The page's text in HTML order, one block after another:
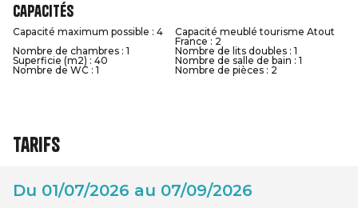
Capacités
Capacité maximum possible : 4
Capacité meublé tourisme Atout
France : 2
Nombre de chambres : 1
Nombre de lits doubles : 1
Superficie (m2) : 40
Nombre de salle de bain : 1
Nombre de WC : 1
Nombre de pièces : 2
Tarifs
Du 01/07/2026 au 07/09/2026